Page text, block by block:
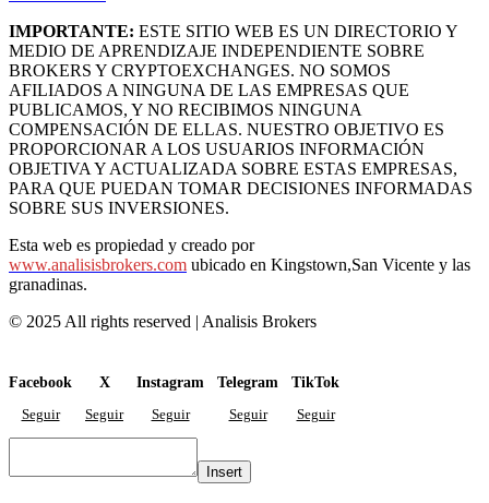
IMPORTANTE: ESTE SITIO WEB ES UN DIRECTORIO Y
MEDIO DE APRENDIZAJE INDEPENDIENTE SOBRE
BROKERS Y CRYPTOEXCHANGES. NO SOMOS
AFILIADOS A NINGUNA DE LAS EMPRESAS QUE
PUBLICAMOS, Y NO RECIBIMOS NINGUNA
COMPENSACIÓN DE ELLAS. NUESTRO OBJETIVO ES
PROPORCIONAR A LOS USUARIOS INFORMACIÓN
OBJETIVA Y ACTUALIZADA SOBRE ESTAS EMPRESAS,
PARA QUE PUEDAN TOMAR DECISIONES INFORMADAS
SOBRE SUS INVERSIONES.
Esta web es propiedad y creado por
www.analisisbrokers.com ubicado en Kingstown,San Vicente y las
granadinas.
© 2025 All rights reserved | Analisis Brokers
Facebook
Seguir
X
Seguir
Instagram
Seguir
Telegram
Seguir
TikTok
Seguir
Insert